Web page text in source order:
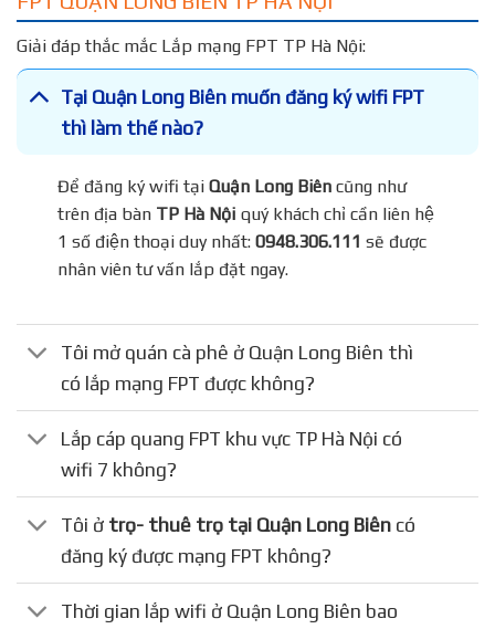
Giải đáp thắc mắc Lắp mạng FPT TP Hà Nội:
Tại Quận Long Biên muốn đăng ký wifi FPT
thì làm thế nào?
Để đăng ký wifi tạiQuận Long Biêncũng như
trên địa bànTP Hà Nộiquý khách chỉ cần liên hệ
1 số điện thoại duy nhất:0948.306.111 sẽ được
nhân viên tư vấn lắp đặt ngay.
Tôi mở quán cà phê ở Quận Long Biên thì
có lắp mạng FPT được không?
Lắp cáp quang FPT khu vực TP Hà Nội có
wifi 7 không?
Tôi ở trọ- thuê trọ tại Quận Long Biên có
đăng ký được mạng FPT không?
Thời gian lắp wifi ở Quận Long Biên bao